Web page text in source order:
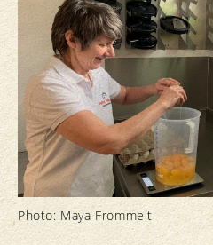
Photo: Maya Frommelt